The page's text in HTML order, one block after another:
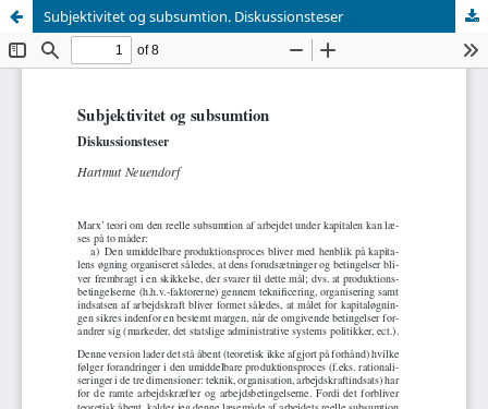
Subjektivitet og subsumtion. Diskussionsteser